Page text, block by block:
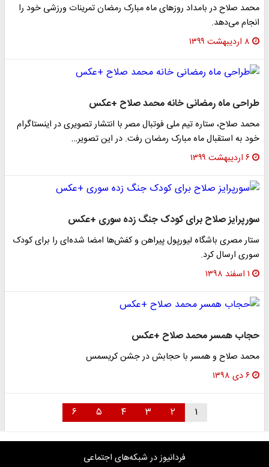
محمد صلاح در بامداد روز‌های ماه مبارک رمضان تمرینات ورزشی خود را
انجام می‌دهد.
۸ اردیبهشت ۱۳۹۹
طراحی ماه رمضانی خانه محمد صلاح +عکس
محمد صلاح، ستاره تیم ملی فوتبال مصر با انتشار تصویری در اینستاگرام
خود به استقبال ماه مبارک رمضان رفت. در این تصویر…
۶ اردیبهشت ۱۳۹۹
سورپرایز صلاح برای کودک جنگ زده سوری +عکس
ستار مصری باشگاه لیورپول پیراهن و کفش‌ها امضا شده‌ای را برای کودک
سوری ارسال کرد.
۱ اسفند ۱۳۹۸
حجاب همسر محمد صلاح +عکس
محمد صلاح و همسر با حجابش در جشن کریسمس
۶ دی ۱۳۹۸
۱ ۲ ۳ ۴ ۵ ۶
فردانیوز در شبکه‌های اجتماعی